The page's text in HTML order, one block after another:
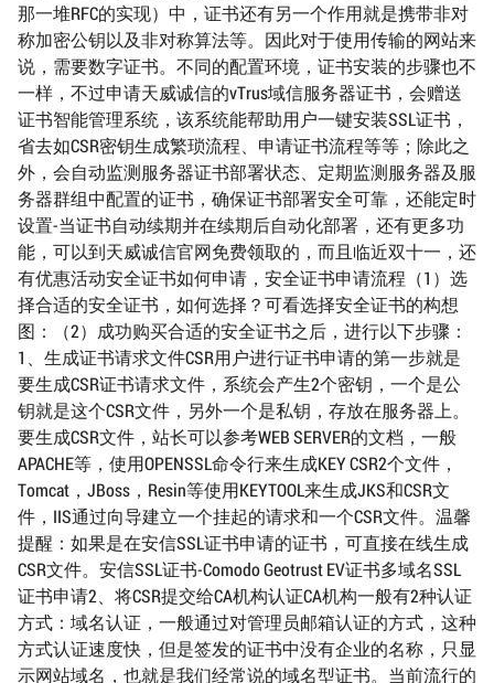
那一堆RFC的实现）中，证书还有另一个作用就是携带非对
称加密公钥以及非对称算法等。因此对于使用传输的网站来
说，需要数字证书。不同的配置环境，证书安装的步骤也不
一样，不过申请天威诚信的vTrus域信服务器证书，会赠送
证书智能管理系统，该系统能帮助用户一键安装SSL证书，
省去如CSR密钥生成繁琐流程、申请证书流程等等；除此之
外，会自动监测服务器证书部署状态、定期监测服务器及服
务器群组中配置的证书，确保证书部署安全可靠，还能定时
设置-当证书自动续期并在续期后自动化部署，还有更多功
能，可以到天威诚信官网免费领取的，而且临近双十一，还
有优惠活动安全证书如何申请，安全证书申请流程（1）选
择合适的安全证书，如何选择？可看选择安全证书的构想
图：（2）成功购买合适的安全证书之后，进行以下步骤：
1、生成证书请求文件CSR用户进行证书申请的第一步就是
要生成CSR证书请求文件，系统会产生2个密钥，一个是公
钥就是这个CSR文件，另外一个是私钥，存放在服务器上。
要生成CSR文件，站长可以参考WEB SERVER的文档，一般
APACHE等，使用OPENSSL命令行来生成KEY CSR2个文件，
Tomcat，JBoss，Resin等使用KEYTOOL来生成JKS和CSR文
件，IIS通过向导建立一个挂起的请求和一个CSR文件。温馨
提醒：如果是在安信SSL证书申请的证书，可直接在线生成
CSR文件。安信SSL证书-Comodo Geotrust EV证书多域名SSL
证书申请2、将CSR提交给CA机构认证CA机构一般有2种认证
方式：域名认证，一般通过对管理员邮箱认证的方式，这种
方式认证速度快，但是签发的证书中没有企业的名称，只显
示网站域名，也就是我们经常说的域名型证书。当前流行的